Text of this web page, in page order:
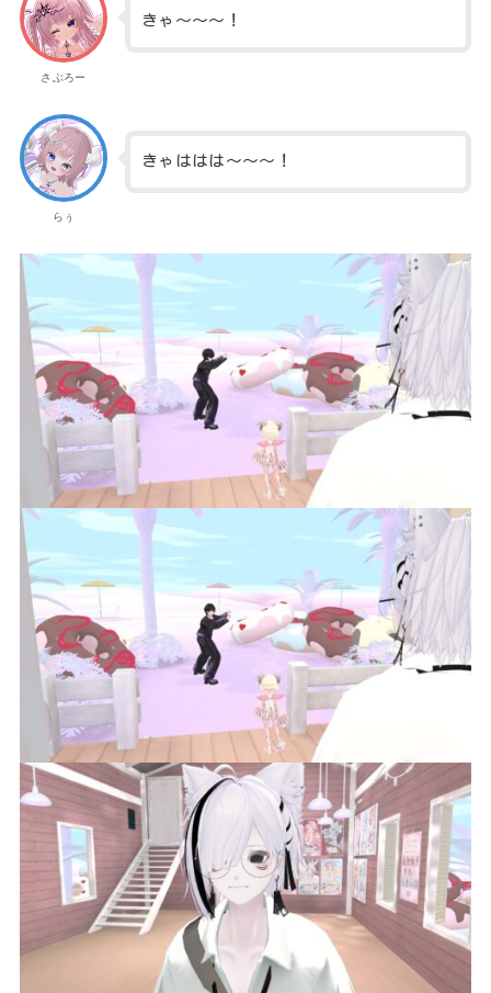
さぶろー
きゃ～～～！
らぅ
きゃははは～～～！